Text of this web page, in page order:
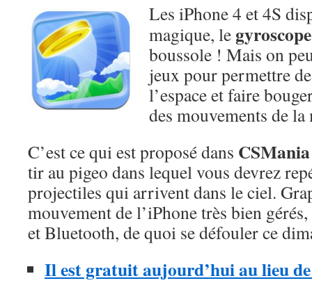
Les iPhone 4 et 4S
magique, le gyroscope
boussole ! Mais on
jeux pour permettre
l’espace et faire
des mouvements de la
C’est ce qui est proposé dans
tir au pigeo dans lequel vous devrez
projectiles qui arrivent dans le ciel.
mouvement de l’iPhone très bien
et Bluetooth, de quoi se défouler ce
Il est gratuit aujourd’hui au lieu